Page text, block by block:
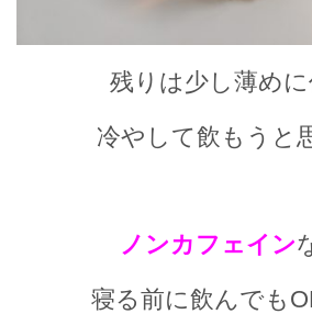
残りは少し薄め
冷やして飲もうと
ノンカフェイン
寝る前に飲んでも